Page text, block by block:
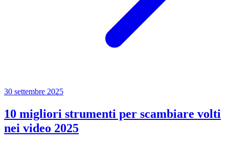
30 settembre 2025
10 migliori strumenti per scambiare volti
nei video 2025